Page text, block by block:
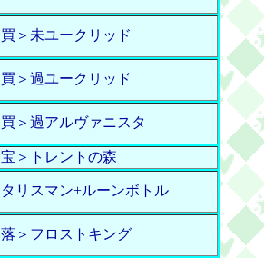
買＞未ユークリッド
買＞過ユークリッド
買＞過アルヴァニスタ
宝＞トレントの森
タリスマン+ルーンボトル
落＞フロストキング